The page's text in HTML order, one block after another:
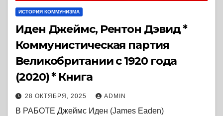
ИСТОРИЯ КОММУНИЗМА
Иден Джеймс, Рентон Дэвид *
Коммунистическая партия
Великобритании с 1920 года
(2020) * Книга
28 ОКТЯБРЯ, 2025 ADMIN
В РАБОТЕ Джеймс Иден (James Eaden)